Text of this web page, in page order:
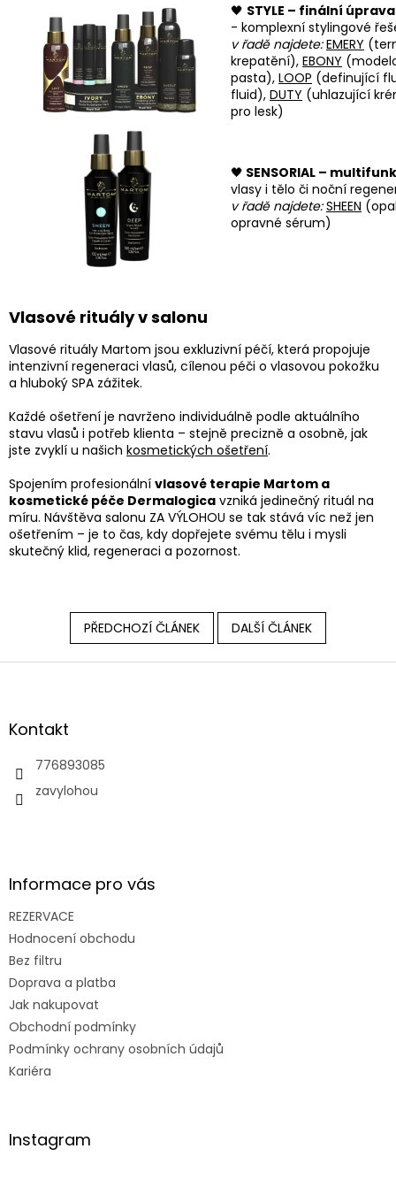
🖤 STYLE – finální úprava
- komplexní stylingové
v řadě najdete: EMERY
krepatění), EBONY
pasta), LOOP (definující
fluid), DUTY (uhlazující
pro lesk)
🖤 SENSORIAL –
vlasy i tělo či noční
v řadě najdete: SHEEN
opravné sérum)
Vlasové rituály v salonu
Vlasové rituály Martom jsou exkluzivní péčí, která propojuje
intenzivní regeneraci vlasů, cílenou péči o vlasovou pokožku
a hluboký SPA zážitek.
Každé ošetření je navrženo individuálně podle aktuálního
stavu vlasů i potřeb klienta – stejně precizně a osobně, jak
jste zvyklí u našich kosmetických ošetření.
Spojením profesionální vlasové terapie Martom a
kosmetické péče Dermalogica vzniká jedinečný rituál na
míru. Návštěva salonu ZA VÝLOHOU se tak stává víc než jen
ošetřením – je to čas, kdy dopřejete svému tělu i mysli
skutečný klid, regeneraci a pozornost.
PŘEDCHOZÍ ČLÁNEK DALŠÍ ČLÁNEK
Z
aKontakt
776893085
zavylohou
Informace pro vás
REZERVACE
Hodnocení obchodu
Bez filtru
Doprava a platba
Jak nakupovat
Obchodní podmínky
Podmínky ochrany osobních údajů
Kariéra
Instagram